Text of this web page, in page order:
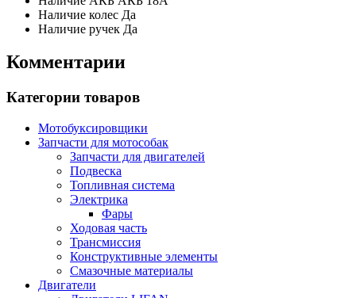
Наличие колес Да
Наличие ручек Да
Комментарии
Категории товаров
Мотобуксировщики
Запчасти для мотособак
Запчасти для двигателей
Подвеска
Топливная система
Электрика
Фары
Ходовая часть
Трансмиссия
Конструктивные элементы
Смазочные материалы
Двигатели